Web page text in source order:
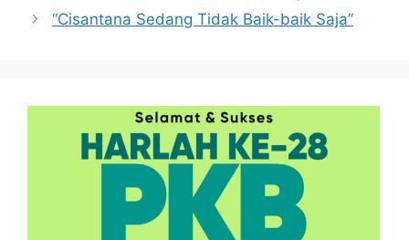
“Cisantana Sedang Tidak Baik-baik Saja”